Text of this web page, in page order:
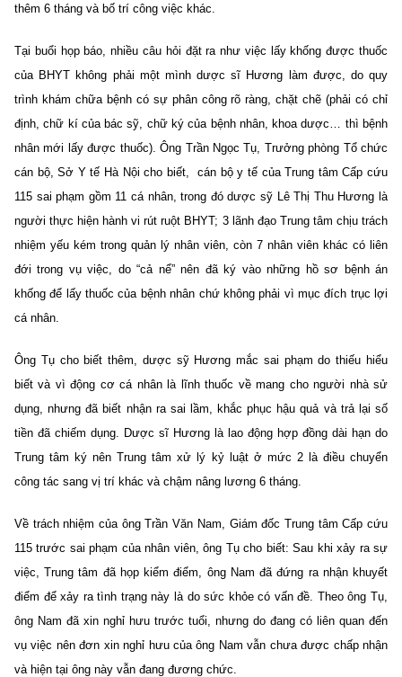
thêm 6 tháng và bố trí công việc khác.
Tại buổi họp báo, nhiều câu hỏi đặt ra như việc lấy khống được thuốc
của BHYT không phải một mình dược sĩ Hương làm được, do quy
trình khám chữa bệnh có sự phân công rõ ràng, chặt chẽ (phải có chỉ
định, chữ kí của bác sỹ, chữ ký của bệnh nhân, khoa dược… thì bệnh
nhân mới lấy được thuốc). Ông Trần Ngọc Tụ, Trưởng phòng Tổ chức
cán bộ, Sở Y tế Hà Nội cho biết, cán bộ y tế của Trung tâm Cấp cứu
115 sai phạm gồm 11 cá nhân, trong đó dược sỹ Lê Thị Thu Hương là
người thực hiện hành vi rút ruột BHYT; 3 lãnh đạo Trung tâm chịu trách
nhiệm yếu kém trong quản lý nhân viên, còn 7 nhân viên khác có liên
đới trong vụ việc, do “cả nể” nên đã ký vào những hồ sơ bệnh án
khống để lấy thuốc của bệnh nhân chứ không phải vì mục đích trục lợi
cá nhân.
Ông Tụ cho biết thêm, dược sỹ Hương mắc sai phạm do thiếu hiểu
biết và vì động cơ cá nhân là lĩnh thuốc về mang cho người nhà sử
dụng, nhưng đã biết nhận ra sai lầm, khắc phục hậu quả và trả lại số
tiền đã chiếm dụng. Dược sĩ Hương là lao động hợp đồng dài hạn do
Trung tâm ký nên Trung tâm xử lý kỷ luật ở mức 2 là điều chuyển
công tác sang vị trí khác và chậm nâng lương 6 tháng.
Về trách nhiệm của ông Trần Văn Nam, Giám đốc Trung tâm Cấp cứu
115 trước sai phạm của nhân viên, ông Tụ cho biết: Sau khi xảy ra sự
việc, Trung tâm đã họp kiểm điểm, ông Nam đã đứng ra nhận khuyết
điểm để xảy ra tình trạng này là do sức khỏe có vấn đề. Theo ông Tụ,
ông Nam đã xin nghỉ hưu trước tuổi, nhưng do đang có liên quan đến
vụ việc nên đơn xin nghỉ hưu của ông Nam vẫn chưa được chấp nhận
và hiện tại ông này vẫn đang đương chức.